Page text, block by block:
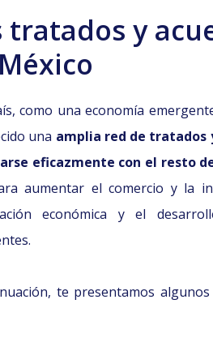
tratados y
como una economía
una amplia red de tratados
eficazmente con el resto
aumentar el comercio y la
económica y el
te presentamos